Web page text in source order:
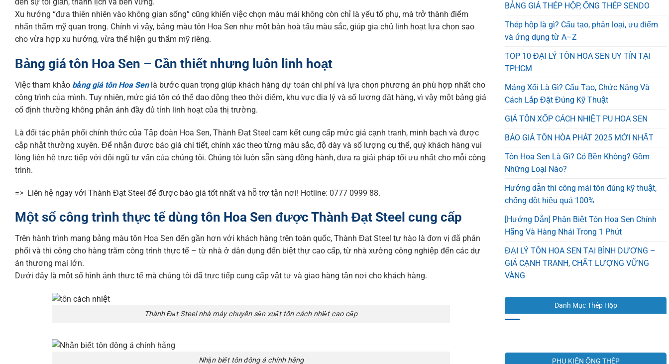
đến sự tối giản, thanh lịch và bền vững.
Xu hướng “đưa thiên nhiên vào không gian sống” cũng khiến việc chọn màu mái không còn chỉ là yếu tố phụ, mà trở thành điểm
nhấn thẩm mỹ quan trọng. Chính vì vậy, bảng màu tôn Hoa Sen như một bản hoà tấu màu sắc, giúp gia chủ linh hoạt lựa chọn sao
cho vừa hợp xu hướng, vừa thể hiện gu thẩm mỹ riêng.
Bảng giá tôn Hoa Sen – Cần thiết nhưng luôn linh hoạt
Việc tham khảo bảng giá tôn Hoa Senlà bước quan trọng giúp khách hàng dự toán chi phí và lựa chọn phương án phù hợp nhất cho
công trình của mình. Tuy nhiên, mức giá tôn có thể dao động theo thời điểm, khu vực địa lý và số lượng đặt hàng, vì vậy một bảng giá
cố định thường không phản ánh đầy đủ tính linh hoạt của thị trường.
Là đối tác phân phối chính thức của Tập đoàn Hoa Sen, Thành Đạt Steel cam kết cung cấp mức giá cạnh tranh, minh bạch và được
cập nhật thường xuyên. Để nhận được báo giá chi tiết, chính xác theo từng màu sắc, độ dày và số lượng cụ thể, quý khách hàng vui
lòng liên hệ trực tiếp với đội ngũ tư vấn của chúng tôi. Chúng tôi luôn sẵn sàng đồng hành, đưa ra giải pháp tối ưu nhất cho mỗi công
trình.
=> Liên hệ ngay với Thành Đạt Steel để được báo giá tốt nhất và hỗ trợ tận nơi! Hotline: 0777 0999 88.
Một số công trình thực tế dùng tôn Hoa Sen được Thành Đạt Steel cung cấp
Trên hành trình mang bảng màu tôn Hoa Sen đến gần hơn với khách hàng trên toàn quốc, Thành Đạt Steel tự hào là đơn vị đã phân
phối và thi công cho hàng trăm công trình thực tế – từ nhà ở dân dụng đến biệt thự cao cấp, từ nhà xưởng công nghiệp đến các dự
án thương mại lớn.
Dưới đây là một số hình ảnh thực tế mà chúng tôi đã trực tiếp cung cấp vật tư và giao hàng tận nơi cho khách hàng.
Thành Đạt Steel nhà máy chuyên sản xuất tôn cách nhiệt cao cấp
Nhận biết tôn đông á chính hãng
BẢNG GIÁ THÉP HỘP, ỐNG THÉP SENDO
Thép hộp là gì? Cấu tạo, phân loại, ưu điểm
và ứng dụng từ A–Z
TOP 10 ĐẠI LÝ TÔN HOA SEN UY TÍN TẠI
TPHCM
Máng Xối Là Gì? Cấu Tạo, Chức Năng Và
Cách Lắp Đặt Đúng Kỹ Thuật
GIÁ TÔN XỐP CÁCH NHIỆT PU HOA SEN
BÁO GIÁ TÔN HÒA PHÁT 2025 MỚI NHẤT
Tôn Hoa Sen Là Gì? Có Bền Không? Gồm
Những Loại Nào?
Hướng dẫn thi công mái tôn đúng kỹ thuật,
chống dột hiệu quả 100%
[Hướng Dẫn] Phân Biệt Tôn Hoa Sen Chính
Hãng Và Hàng Nhái Trong 1 Phút
ĐẠI LÝ TÔN HOA SEN TẠI BÌNH DƯƠNG –
GIÁ CẠNH TRANH, CHẤT LƯỢNG VỮNG
VÀNG
Danh Mục Thép Hộp
PHỤ KIỆN ỐNG THÉP